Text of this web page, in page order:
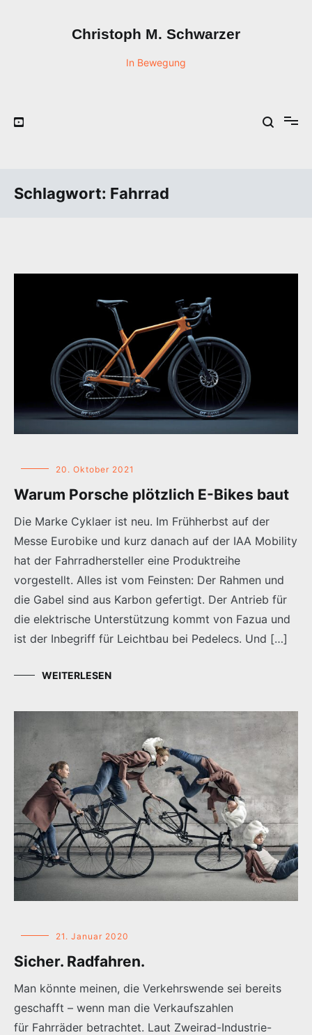
Christoph M. Schwarzer
In Bewegung
Schlagwort: Fahrrad
20. Oktober 2021
Warum Porsche plötzlich E-Bikes baut
Die Marke Cyklaer ist neu. Im Frühherbst auf der
Messe Eurobike und kurz danach auf der IAA Mobility
hat der Fahrradhersteller eine Produktreihe
vorgestellt. Alles ist vom Feinsten: Der Rahmen und
die Gabel sind aus Karbon gefertigt. Der Antrieb für
die elektrische Unterstützung kommt von Fazua und
ist der Inbegriff für Leichtbau bei Pedelecs. Und […]
WEITERLESEN
21. Januar 2020
Sicher. Radfahren.
Man könnte meinen, die Verkehrswende sei bereits
geschafft – wenn man die Verkaufszahlen
für Fahrräder betrachtet. Laut Zweirad-Industrie-